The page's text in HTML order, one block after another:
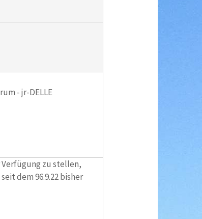
- jr-DELLE
Verfügung zu stellen,
dem 96.9.22 bisher